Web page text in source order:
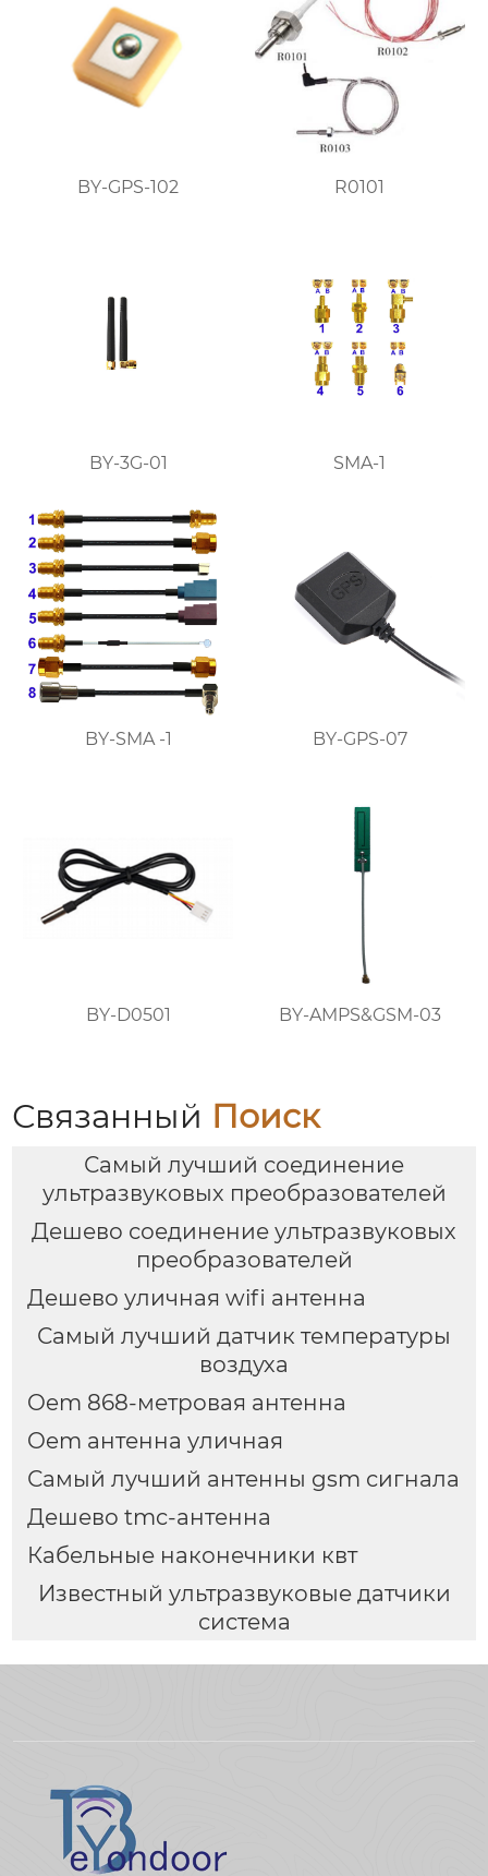
BY-GPS-102 R0101
BY-3G-01 SMA-1
BY-SMA -1 BY-GPS-07
BY-D0501 BY-AMPS&GSM-03
Связанный Поиск
Самый лучший соединение
ультразвуковых преобразователей
Дешево соединение ультразвуковых
преобразователей
Дешево уличная wifi антенна
Самый лучший датчик температуры
воздуха
Oem 868-метровая антенна
Oem антенна уличная
Самый лучший антенны gsm сигнала
Дешево tmc-антенна
Кабельные наконечники квт
Известный ультразвуковые датчики
система